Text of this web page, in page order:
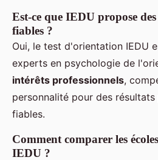
Est-ce que IEDU propose
fiables ?
Oui, le test d'orientation IEDU
experts en psychologie de
intérêts professionnels,
personnalité pour des résultats
fiables.
Comment comparer les
IEDU ?